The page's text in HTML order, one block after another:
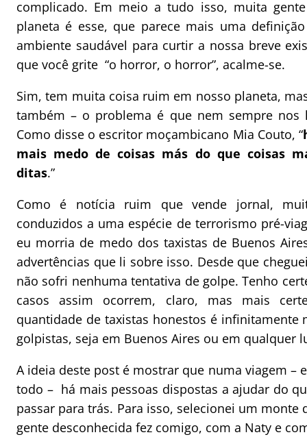
o
r
:
complicado. Em meio a tudo isso, muita
planeta é esse, que parece mais uma
ambiente saudável para curtir a nossa breve
que você grite “o horror, o horror”, acalme-se.
Sim, tem muita coisa ruim em nosso planeta,
também – o problema é que nem sempre nos
Como disse o escritor moçambicano Mia Couto, “
mais medo de coisas más do que coisas
ditas.”
Como é notícia ruim que vende jornal,
conduzidos a uma espécie de terrorismo pré-
eu morria de medo dos taxistas de Buenos
advertências que li sobre isso. Desde que
não sofri nenhuma tentativa de golpe. Tenho
casos assim ocorrem, claro, mas mais
quantidade de taxistas honestos é infinitamente
golpistas, seja em Buenos Aires ou em qualquer
A ideia deste post é mostrar que numa viagem –
todo – há mais pessoas dispostas a ajudar do
passar para trás. Para isso, selecionei um monte
gente desconhecida fez comigo, com a Naty e